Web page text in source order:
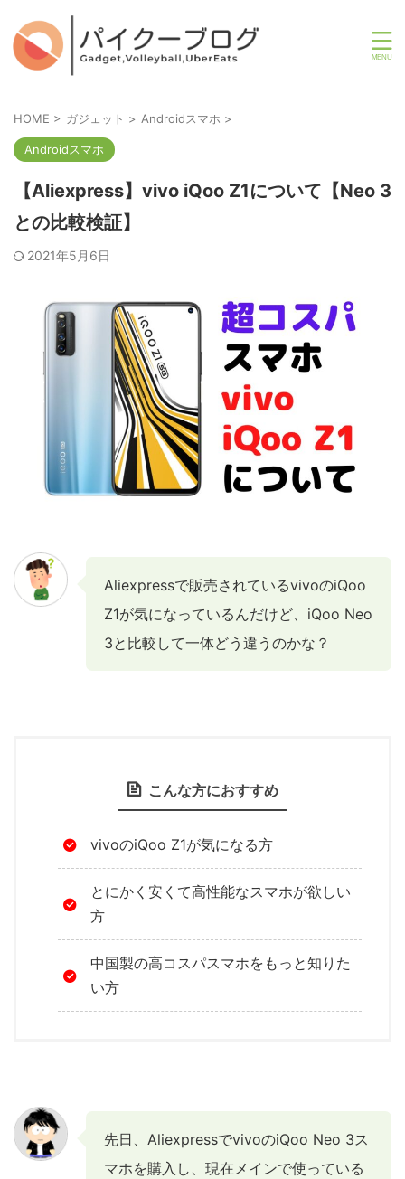
HOME > ガジェット > Androidスマホ >
Androidスマホ
【Aliexpress】vivo iQoo Z1について【Neo 3
との比較検証】
2021年5月6日
Aliexpressで販売されているvivoのiQoo
Z1が気になっているんだけど、iQoo Neo
3と比較して一体どう違うのかな？
こんな方におすすめ
vivoのiQoo Z1が気になる方
とにかく安くて高性能なスマホが欲しい
方
中国製の高コスパスマホをもっと知りた
い方
先日、AliexpressでvivoのiQoo Neo 3ス
マホを購入し、現在メインで使っている